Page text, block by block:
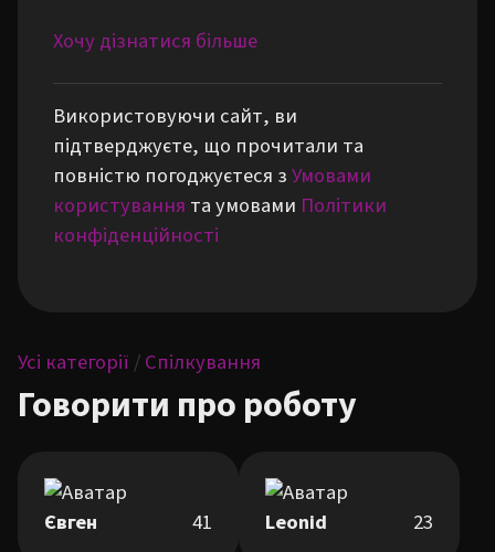
Хочу дізнатися більше
Використовуючи сайт, ви
підтверджуєте, що прочитали та
повністю погоджуєтеся зУмовами
користування та умовами Політики
конфіденційності
Усі категорії /Спілкування
Говорити про роботу
Євген 41 Leonid 23